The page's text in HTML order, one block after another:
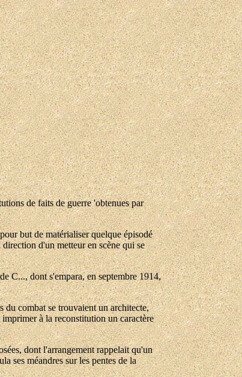
de faits de guerre 'obtenues par
but de matérialiser quelque épisodé
d'un metteur en scène qui se
C..., dont s'empara, en septembre 1914,
combat se trouvaient un architecte,
à la reconstitution un caractère
dont l'arrangement rappelait qu'un
ses méandres sur les pentes de la